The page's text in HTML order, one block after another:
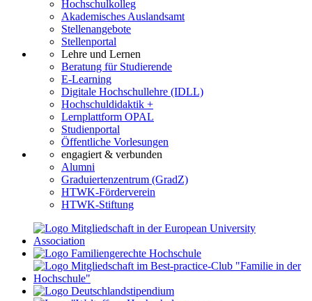
Hochschulkolleg
Akademisches Auslandsamt
Stellenangebote
Stellenportal
Lehre und Lernen
Beratung für Studierende
E-Learning
Digitale Hochschullehre (IDLL)
Hochschuldidaktik +
Lernplattform OPAL
Studienportal
Öffentliche Vorlesungen
engagiert & verbunden
Alumni
Graduiertenzentrum (GradZ)
HTWK-Förderverein
HTWK-Stiftung